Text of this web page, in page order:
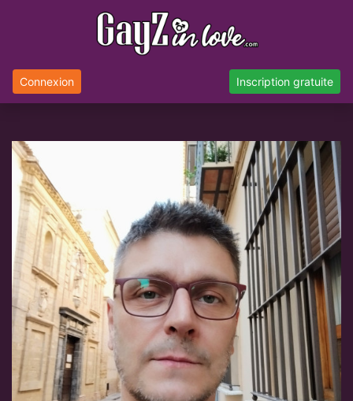
Connexion Inscription gratuite